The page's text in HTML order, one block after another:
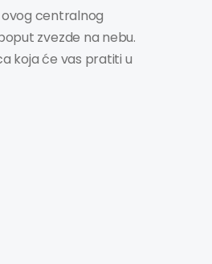
centralnog
zvezde na nebu.
koja će vas pratiti u